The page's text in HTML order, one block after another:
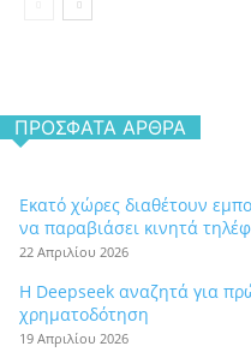
ΠΡΌΣΦΑΤΑ ΆΡΘΡΑ
Εκατό χώρες διαθέτουν
να παραβιάσει κινητά
22 Απριλίου 2026
Η Deepseek αναζητά για
χρηματοδότηση
19 Απριλίου 2026